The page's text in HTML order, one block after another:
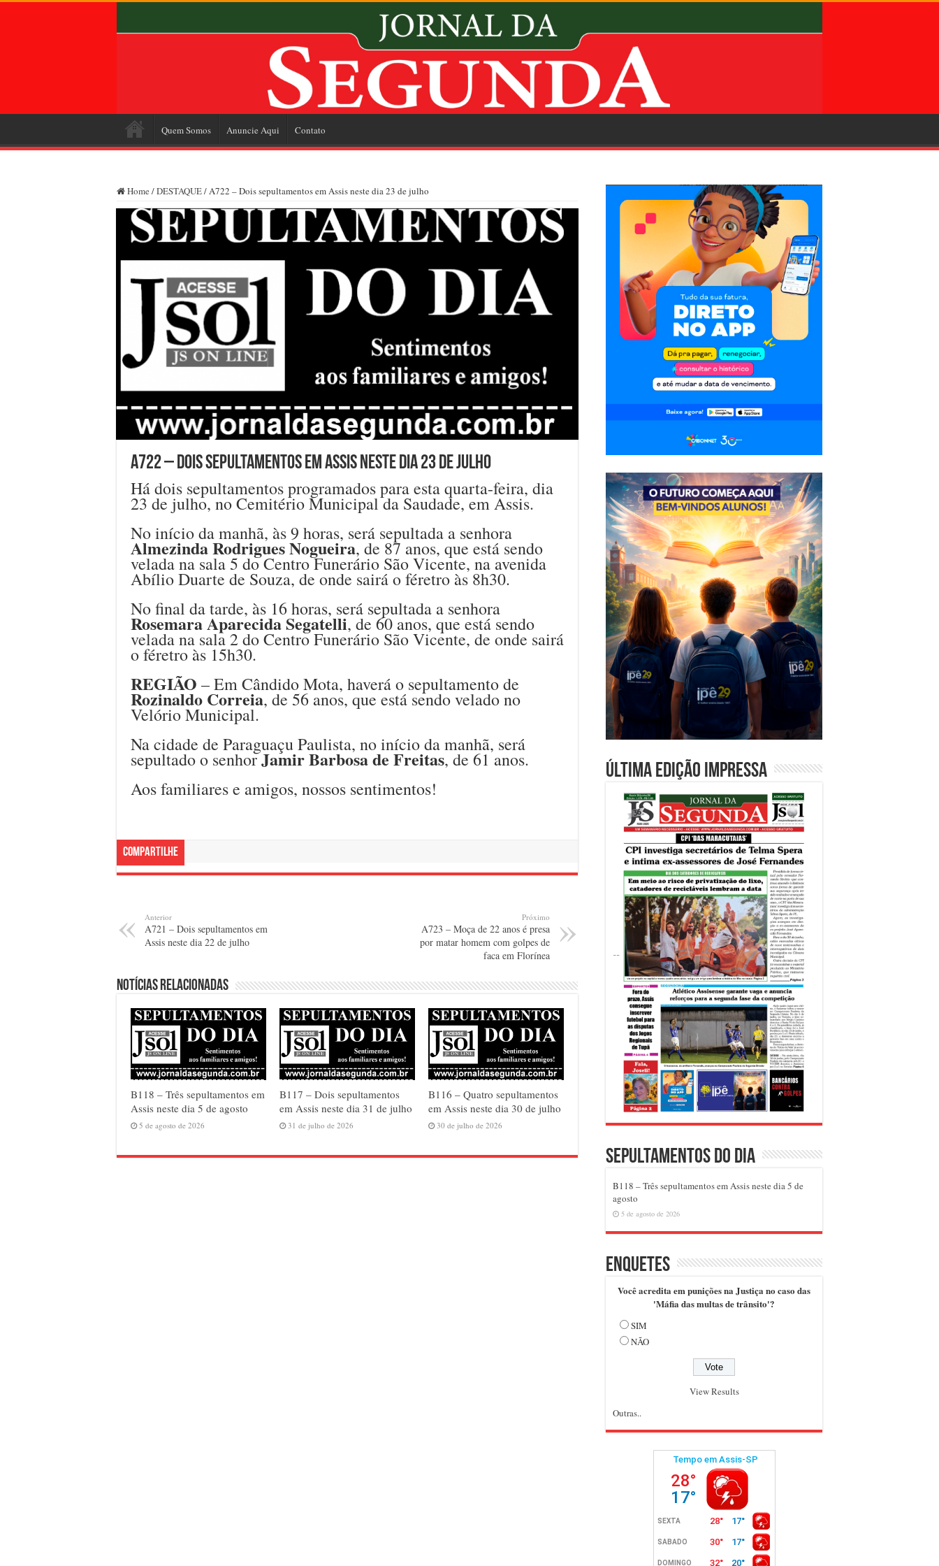
Quem Somos Anuncie Aqui Contato
Home /DESTAQUE/A722 – Dois sepultamentos em Assis neste dia 23 de julho
A722 – Dois sepultamentos em Assis neste dia 23 de julho
Há dois sepultamentos programados para esta quarta-feira, dia
23 de julho, no Cemitério Municipal da Saudade, em Assis.
No início da manhã, às 9 horas, será sepultada a senhora
Almezinda Rodrigues Nogueira, de 87 anos, que está sendo
velada na sala 5 do Centro Funerário São Vicente, na avenida
Abílio Duarte de Souza, de onde sairá o féretro às 8h30.
No final da tarde, às 16 horas, será sepultada a senhora
Rosemara Aparecida Segatelli, de 60 anos, que está sendo
velada na sala 2 do Centro Funerário São Vicente, de onde sairá
o féretro às 15h30.
REGIÃO – Em Cândido Mota, haverá o sepultamento de
Rozinaldo Correia, de 56 anos, que está sendo velado no
Velório Municipal.
Na cidade de Paraguaçu Paulista, no início da manhã, será
sepultado o senhorJamir Barbosa de Freitas, de 61 anos.
Aos familiares e amigos, nossos sentimentos!
Compartilhe
Anterior
A721 – Dois sepultamentos em
Assis neste dia 22 de julho
Próximo
A723 – Moça de 22 anos é presa
por matar homem com golpes de
faca em Florínea
Notícias relacionadas
B118 – Três sepultamentos em
Assis neste dia 5 de agosto
5 de agosto de 2026
B117 – Dois sepultamentos
em Assis neste dia 31 de julho
31 de julho de 2026
B116 – Quatro sepultamentos
em Assis neste dia 30 de julho
30 de julho de 2026
Última edição impressa
Sepultamentos do dia
B118 – Três sepultamentos em Assis neste dia 5 de
agosto
5 de agosto de 2026
Enquetes
Você acredita em punições na Justiça no caso das
'Máfia das multas de trânsito'?
SIM
NÃO
View Results
Outras..